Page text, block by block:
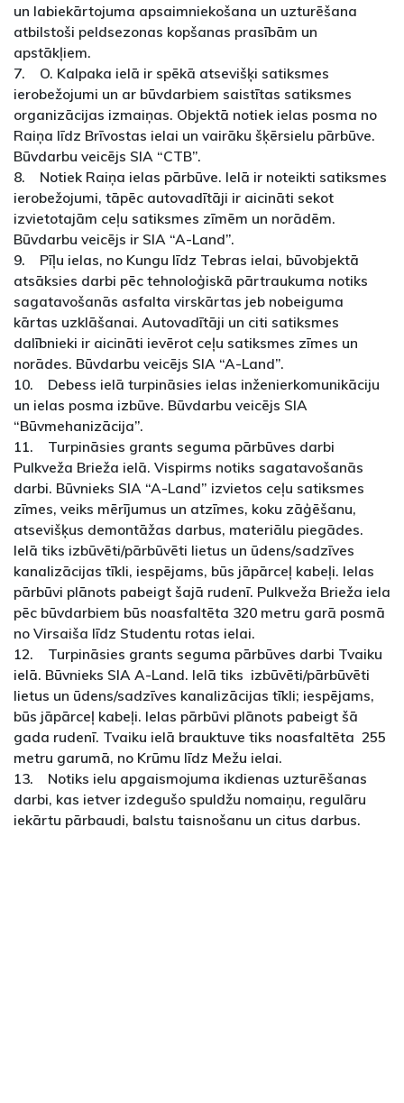
un labiekārtojuma apsaimniekošana un uzturēšana
atbilstoši peldsezonas kopšanas prasībām un
apstākļiem.
7. O. Kalpaka ielā ir spēkā atsevišķi satiksmes
ierobežojumi un ar būvdarbiem saistītas satiksmes
organizācijas izmaiņas. Objektā notiek ielas posma no
Raiņa līdz Brīvostas ielai un vairāku šķērsielu pārbūve.
Būvdarbu veicējs SIA “CTB”.
8. Notiek Raiņa ielas pārbūve. Ielā ir noteikti satiksmes
ierobežojumi, tāpēc autovadītāji ir aicināti sekot
izvietotajām ceļu satiksmes zīmēm un norādēm.
Būvdarbu veicējs ir SIA “A-Land”.
9. Pīļu ielas, no Kungu līdz Tebras ielai, būvobjektā
atsāksies darbi pēc tehnoloģiskā pārtraukuma notiks
sagatavošanās asfalta virskārtas jeb nobeiguma
kārtas uzklāšanai. Autovadītāji un citi satiksmes
dalībnieki ir aicināti ievērot ceļu satiksmes zīmes un
norādes. Būvdarbu veicējs SIA “A-Land”.
10. Debess ielā turpināsies ielas inženierkomunikāciju
un ielas posma izbūve. Būvdarbu veicējs SIA
“Būvmehanizācija”.
11. Turpināsies grants seguma pārbūves darbi
Pulkveža Brieža ielā. Vispirms notiks sagatavošanās
darbi. Būvnieks SIA “A-Land” izvietos ceļu satiksmes
zīmes, veiks mērījumus un atzīmes, koku zāģēšanu,
atsevišķus demontāžas darbus, materiālu piegādes.
Ielā tiks izbūvēti/pārbūvēti lietus un ūdens/sadzīves
kanalizācijas tīkli, iespējams, būs jāpārceļ kabeļi. Ielas
pārbūvi plānots pabeigt šajā rudenī. Pulkveža Brieža iela
pēc būvdarbiem būs noasfaltēta 320 metru garā posmā
no Virsaiša līdz Studentu rotas ielai.
12. Turpināsies grants seguma pārbūves darbi Tvaiku
ielā. Būvnieks SIA A-Land. Ielā tiks izbūvēti/pārbūvēti
lietus un ūdens/sadzīves kanalizācijas tīkli; iespējams,
būs jāpārceļ kabeļi. Ielas pārbūvi plānots pabeigt šā
gada rudenī. Tvaiku ielā brauktuve tiks noasfaltēta 255
metru garumā, no Krūmu līdz Mežu ielai.
13. Notiks ielu apgaismojuma ikdienas uzturēšanas
darbi, kas ietver izdegušo spuldžu nomaiņu, regulāru
iekārtu pārbaudi, balstu taisnošanu un citus darbus.